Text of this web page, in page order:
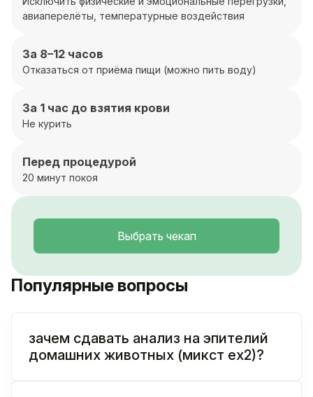
авиаперелёты, температурные воздействия
За 8–12 часов
Отказаться от приёма пищи (можно пить воду)
За 1 час до взятия крови
Не курить
Перед процедурой
20 минут покоя
Выбрать чекап
Популярные вопросы
зачем сдавать анализ на эпителий
домашних животных (микст ex2)?